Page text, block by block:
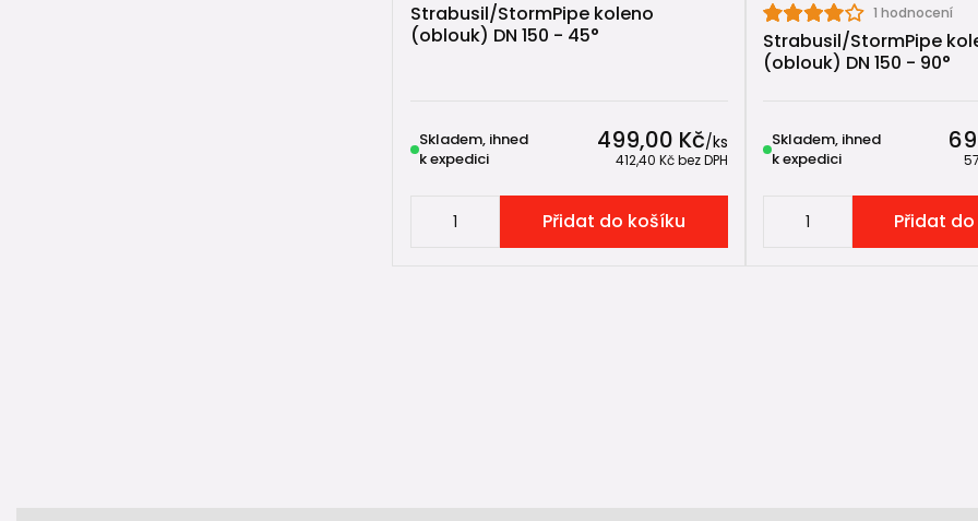
Strabusil/StormPipe koleno
(oblouk) DN 150 - 45°
499,00 Kč/ks
412,40 Kčbez DPH
Skladem, ihned
k expedici
Přidat do košíku
1 hodnocení
Strabusil/StormPipe
(oblouk) DN 150 - 90°
Skladem, ihned
k expedici
Přidat